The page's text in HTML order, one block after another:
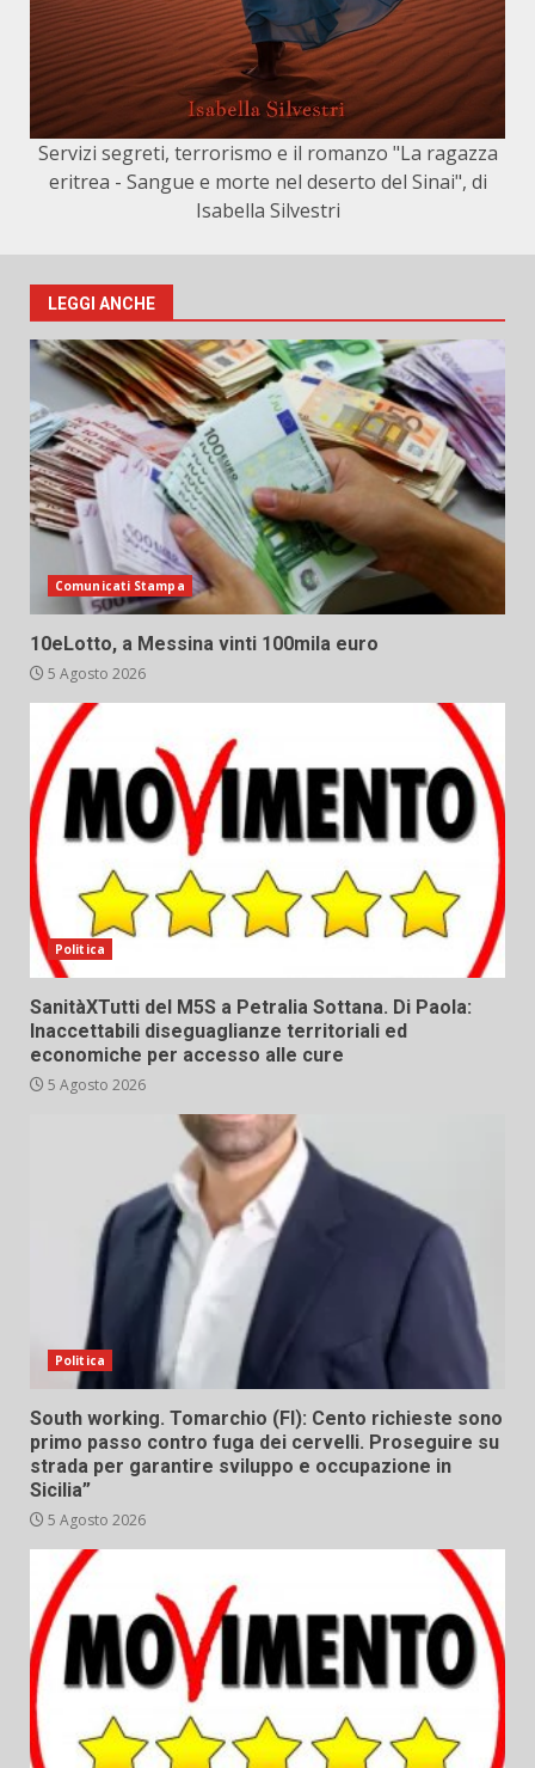
Servizi segreti, terrorismo e il romanzo "La ragazza
eritrea - Sangue e morte nel deserto del Sinai", di
Isabella Silvestri
LEGGI ANCHE
Comunicati Stampa
10eLotto, a Messina vinti 100mila euro
5 Agosto 2026
Politica
SanitàXTutti del M5S a Petralia Sottana. Di Paola:
Inaccettabili diseguaglianze territoriali ed
economiche per accesso alle cure
5 Agosto 2026
Politica
South working. Tomarchio (FI): Cento richieste sono
primo passo contro fuga dei cervelli. Proseguire su
strada per garantire sviluppo e occupazione in
Sicilia”
5 Agosto 2026